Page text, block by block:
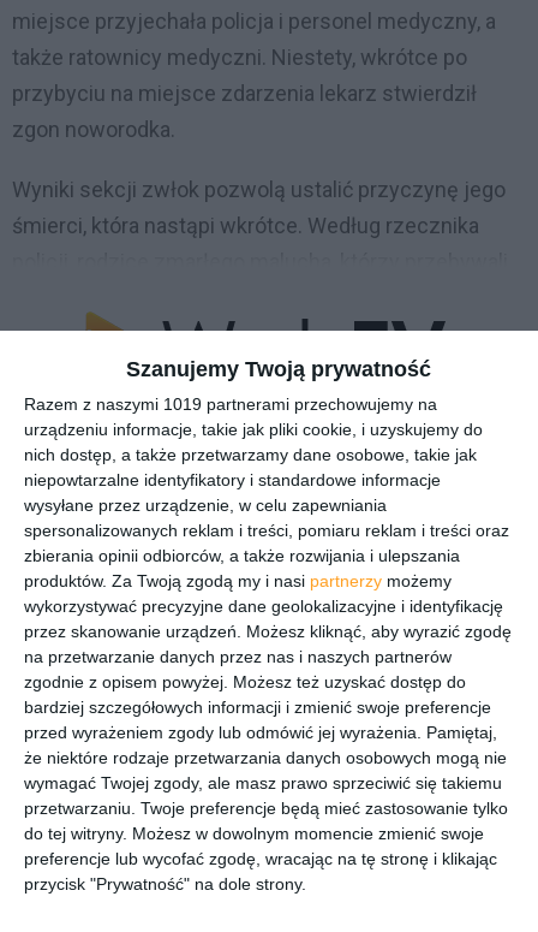
Szanujemy Twoją prywatność
Razem z naszymi 1019 partnerami przechowujemy na
urządzeniu informacje, takie jak pliki cookie, i uzyskujemy do
nich dostęp, a także przetwarzamy dane osobowe, takie jak
niepowtarzalne identyfikatory i standardowe informacje
wysyłane przez urządzenie, w celu zapewniania
spersonalizowanych reklam i treści, pomiaru reklam i treści oraz
zbierania opinii odbiorców, a także rozwijania i ulepszania
produktów. Za Twoją zgodą my i nasi partnerzy możemy
wykorzystywać precyzyjne dane geolokalizacyjne i identyfikację
przez skanowanie urządzeń. Możesz kliknąć, aby wyrazić zgodę
na przetwarzanie danych przez nas i naszych partnerów
zgodnie z opisem powyżej. Możesz też uzyskać dostęp do
bardziej szczegółowych informacji i zmienić swoje preferencje
przed wyrażeniem zgody lub odmówić jej wyrażenia.
Pamiętaj,
że niektóre rodzaje przetwarzania danych osobowych mogą nie
wymagać Twojej zgody, ale masz prawo sprzeciwić się takiemu
przetwarzaniu. Twoje preferencje będą mieć zastosowanie tylko
do tej witryny. Możesz w dowolnym momencie zmienić swoje
preferencje lub wycofać zgodę, wracając na tę stronę i klikając
przycisk "Prywatność" na dole strony.
miejsce przyjechała policja i personel medyczny, a
także ratownicy medyczni. Niestety, wkrótce po
przybyciu na miejsce zdarzenia lekarz stwierdził
zgon noworodka.
Wyniki sekcji zwłok pozwolą ustalić przyczynę jego
śmierci, która nastąpi wkrótce. Według rzecznika
Niniejszy artykuł pochodzi z zewnętrznego
serwisu
Kliknij Czytaj dalej, by zobaczyć całość!
Czytaj dalej...
Źródła grafik: Pixabay Imgur Freepik